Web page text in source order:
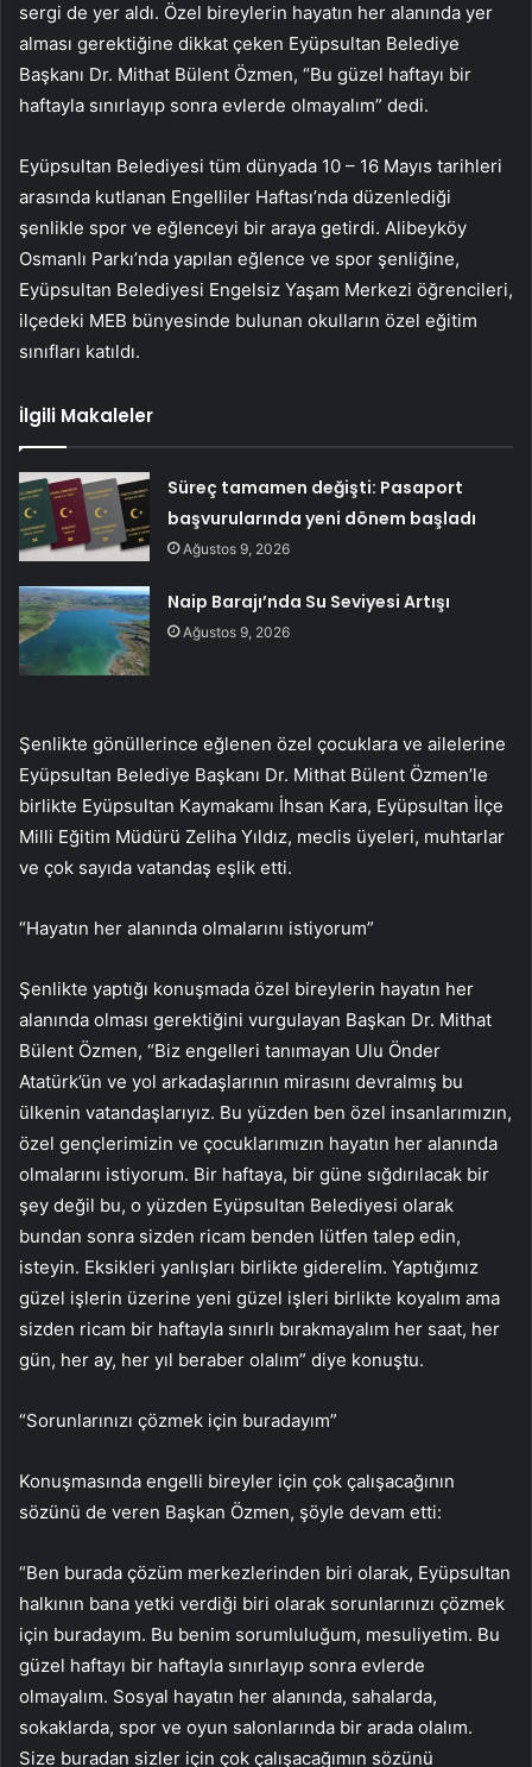
sergi de yer aldı. Özel bireylerin hayatın her alanında yer
alması gerektiğine dikkat çeken Eyüpsultan Belediye
Başkanı Dr. Mithat Bülent Özmen, “Bu güzel haftayı bir
haftayla sınırlayıp sonra evlerde olmayalım” dedi.
Eyüpsultan Belediyesi tüm dünyada 10 – 16 Mayıs tarihleri
arasında kutlanan Engelliler Haftası’nda düzenlediği
şenlikle spor ve eğlenceyi bir araya getirdi. Alibeyköy
Osmanlı Parkı’nda yapılan eğlence ve spor şenliğine,
Eyüpsultan Belediyesi Engelsiz Yaşam Merkezi öğrencileri,
ilçedeki MEB bünyesinde bulunan okulların özel eğitim
sınıfları katıldı.
İlgili Makaleler
Süreç tamamen değişti: Pasaport
başvurularında yeni dönem başladı
Ağustos 9, 2026
Naip Barajı’nda Su Seviyesi Artışı
Ağustos 9, 2026
Şenlikte gönüllerince eğlenen özel çocuklara ve ailelerine
Eyüpsultan Belediye Başkanı Dr. Mithat Bülent Özmen’le
birlikte Eyüpsultan Kaymakamı İhsan Kara, Eyüpsultan İlçe
Milli Eğitim Müdürü Zeliha Yıldız, meclis üyeleri, muhtarlar
ve çok sayıda vatandaş eşlik etti.
“Hayatın her alanında olmalarını istiyorum”
Şenlikte yaptığı konuşmada özel bireylerin hayatın her
alanında olması gerektiğini vurgulayan Başkan Dr. Mithat
Bülent Özmen, “Biz engelleri tanımayan Ulu Önder
Atatürk’ün ve yol arkadaşlarının mirasını devralmış bu
ülkenin vatandaşlarıyız. Bu yüzden ben özel insanlarımızın,
özel gençlerimizin ve çocuklarımızın hayatın her alanında
olmalarını istiyorum. Bir haftaya, bir güne sığdırılacak bir
şey değil bu, o yüzden Eyüpsultan Belediyesi olarak
bundan sonra sizden ricam benden lütfen talep edin,
isteyin. Eksikleri yanlışları birlikte giderelim. Yaptığımız
güzel işlerin üzerine yeni güzel işleri birlikte koyalım ama
sizden ricam bir haftayla sınırlı bırakmayalım her saat, her
gün, her ay, her yıl beraber olalım” diye konuştu.
“Sorunlarınızı çözmek için buradayım”
Konuşmasında engelli bireyler için çok çalışacağının
sözünü de veren Başkan Özmen, şöyle devam etti:
“Ben burada çözüm merkezlerinden biri olarak, Eyüpsultan
halkının bana yetki verdiği biri olarak sorunlarınızı çözmek
için buradayım. Bu benim sorumluluğum, mesuliyetim. Bu
güzel haftayı bir haftayla sınırlayıp sonra evlerde
olmayalım. Sosyal hayatın her alanında, sahalarda,
sokaklarda, spor ve oyun salonlarında bir arada olalım.
Size buradan sizler için çok çalışacağımın sözünü